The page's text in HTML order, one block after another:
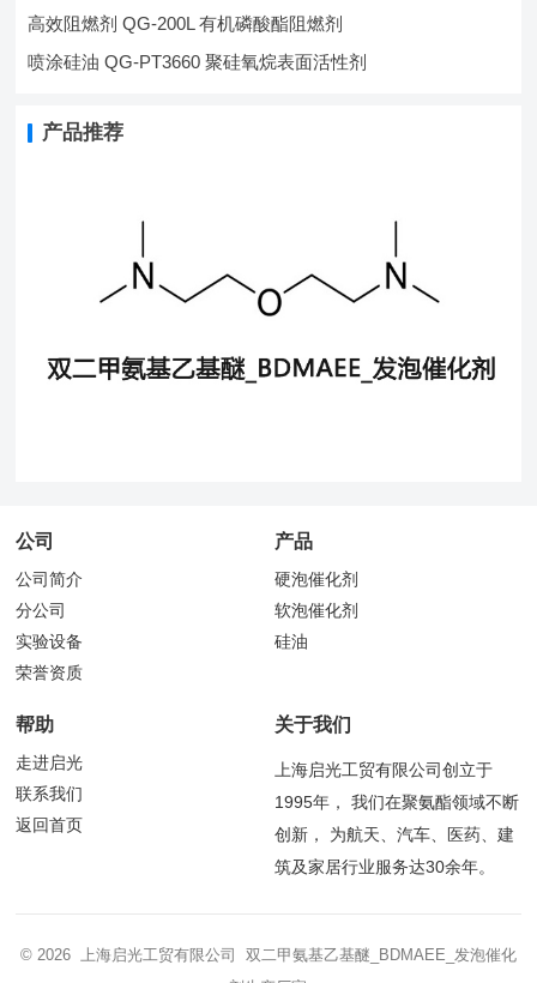
高效阻燃剂 QG-200L 有机磷酸酯阻燃剂
喷涂硅油 QG-PT3660 聚硅氧烷表面活性剂
产品推荐
公司
公司简介
分公司
实验设备
荣誉资质
产品
硬泡催化剂
软泡催化剂
硅油
帮助
走进启光
联系我们
返回首页
关于我们
上海启光工贸有限公司创立于
1995年， 我们在聚氨酯领域不断
创新， 为航天、汽车、医药、建
筑及家居行业服务达30余年。
© 2026 上海启光工贸有限公司 双二甲氨基乙基醚_BDMAEE_发泡催化